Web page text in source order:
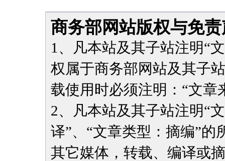
商务部网站版权与免
1、凡本站及其子站注明“
权属于商务部网站及其子
载使用时必须注明：“文章
2、凡本站及其子站注明“
译”、“文章类型：摘编”
其它媒体，转载、编译或